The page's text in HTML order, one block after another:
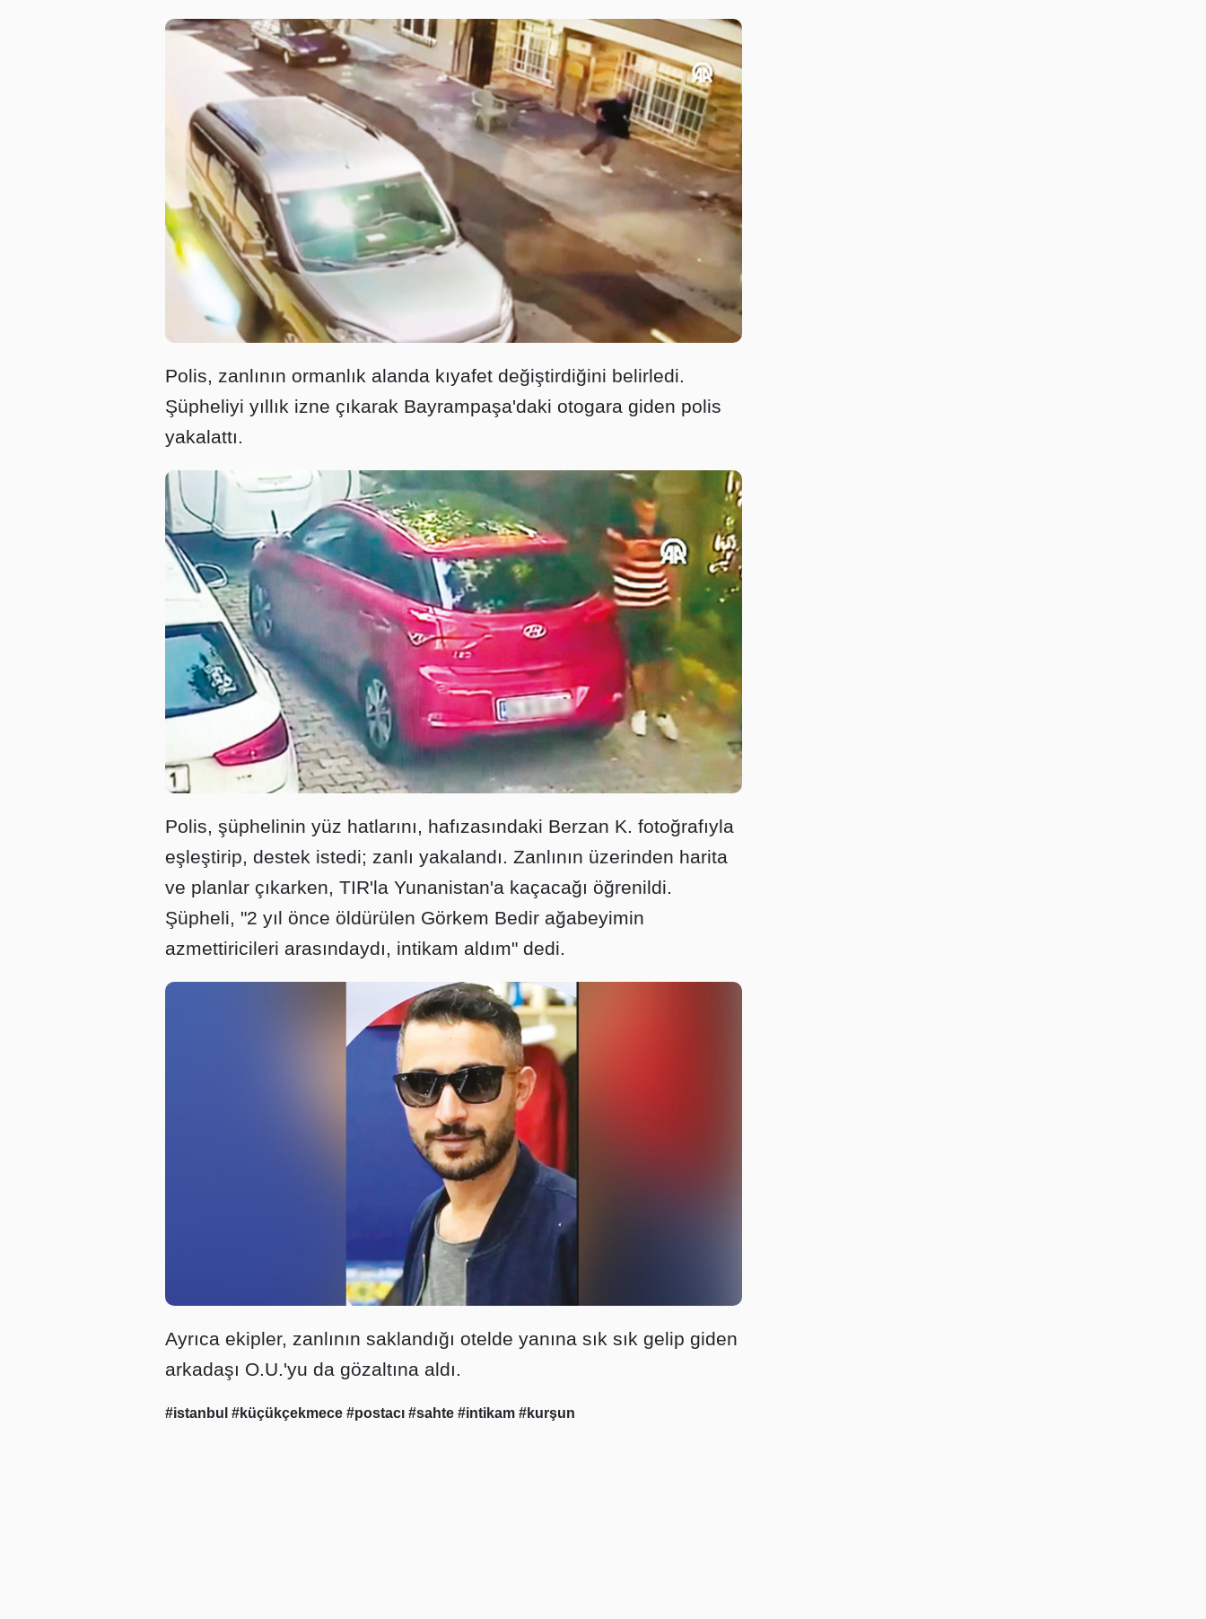
Polis, zanlının ormanlık alanda kıyafet değiştirdiğini belirledi.
Şüpheliyi yıllık izne çıkarak Bayrampaşa'daki otogara giden polis
yakalattı.
Polis, şüphelinin yüz hatlarını, hafızasındaki Berzan K. fotoğrafıyla
eşleştirip, destek istedi; zanlı yakalandı. Zanlının üzerinden harita
ve planlar çıkarken, TIR'la Yunanistan'a kaçacağı öğrenildi.
Şüpheli, "2 yıl önce öldürülen Görkem Bedir ağabeyimin
azmettiricileri arasındaydı, intikam aldım" dedi.
Ayrıca ekipler, zanlının saklandığı otelde yanına sık sık gelip giden
arkadaşı O.U.'yu da gözaltına aldı.
#istanbul #küçükçekmece #postacı #sahte #intikam #kurşun